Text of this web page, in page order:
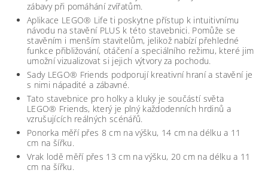
zábavy při pomáhání zvířatům.
Aplikace LEGO® Life ti poskytne přístup k intuitivnímu
návodu na stavění PLUS k této stavebnici. Pomůže se
stavěním i menším stavitelům, jelikož nabízí přehledné
funkce přibližování, otáčení a speciálního režimu, které jim
umožní vizualizovat si jejich výtvory za pochodu.
Sady LEGO® Friends podporují kreativní hraní a stavění je
s nimi nápadité a zábavné.
Tato stavebnice pro holky a kluky je součástí světa
LEGO® Friends, který je plný každodenních hrdinů a
vzrušujících reálných scénářů.
Ponorka měří přes 8 cm na výšku, 14 cm na délku a 11
cm na šířku.
Vrak lodě měří přes 13 cm na výšku, 20 cm na délku a 11
cm na šířku.